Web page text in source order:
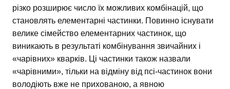
різко розширює число їх можливих комбінацій, що
становлять елементарні частинки. Повинно існувати
велике сімейство елементарних частинок, що
виникають в результаті комбінування звичайних і
«чарівних» кварків. Ці частинки також назвали
«чарівними», тільки на відміну від псі-частинок вони
володіють вже не прихованою, а явною